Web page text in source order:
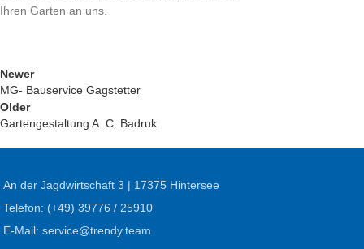
Ihren Garten an uns.
Newer
MG- Bauservice Gagstetter
Older
Gartengestaltung A. C. Badruk
An der Jagdwirtschaft 3 | 17375 Hintersee
Telefon: (+49) 39776 / 25910
E-Mail: service@trendy.team